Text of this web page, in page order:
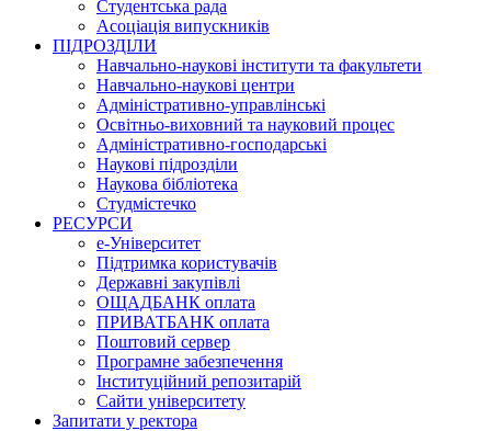
Студентська рада
Асоціація випускників
ПІДРОЗДІЛИ
Навчально-наукові інститути та факультети
Навчально-наукові центри
Адміністративно-управлінські
Освітньо-виховний та науковий процес
Адміністративно-господарські
Наукові підрозділи
Наукова бібліотека
Студмістечко
РЕСУРСИ
е-Університет
Підтримка користувачів
Державні закупівлі
ОЩАДБАНК оплата
ПРИВАТБАНК оплата
Поштовий сервер
Програмне забезпечення
Інституційний репозитарій
Сайти університету
Запитати у ректора